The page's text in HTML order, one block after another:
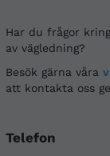
Har du frågor
av vägledning?
Besök gärna våra
att kontakta oss
Telefon